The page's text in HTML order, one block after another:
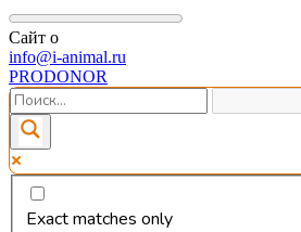
Сайт о
info@i-animal.ru
PRODONOR
Exact matches only